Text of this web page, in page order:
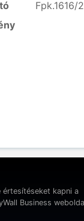
Fpk.1616/
értesítéseket kapni a
Business